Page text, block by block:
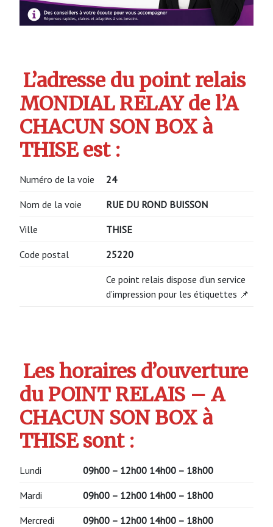
L’adresse du point relais
MONDIAL RELAY de l’A
CHACUN SON BOX à
THISE est :
Numéro de la voie 24
Nom de la voie RUE DU ROND BUISSON
Ville THISE
Code postal 25220
Ce point relais dispose d’un service
d’impression pour les étiquettes 📌
Les horaires d’ouverture
du POINT RELAIS – A
CHACUN SON BOX à
THISE sont :
Lundi 09h00 – 12h00 14h00 – 18h00
Mardi 09h00 – 12h00 14h00 – 18h00
Mercredi 09h00 – 12h00 14h00 – 18h00